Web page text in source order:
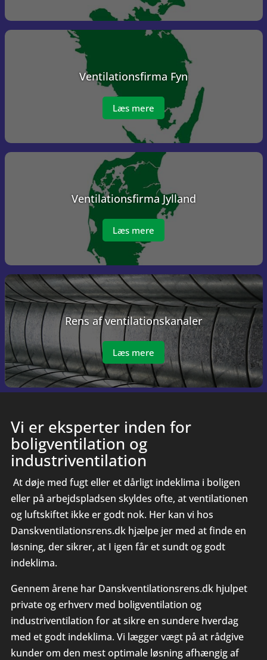
Ventilations­firma Fyn
Læs mere
Ventilations­firma Jylland
Læs mere
Rens af ven­tila­tions­kanaler
Læs mere
Vi er eksperter inden for
boligventilation og
industriventilation
At døje med fugt eller et dårligt indeklima i boligen
eller på arbejdspladsen skyldes ofte, at ventilationen
og luftskiftet ikke er godt nok. Her kan vi hos
Danskventilationsrens.dk hjælpe jer med at finde en
løsning, der sikrer, at I igen får et sundt og godt
indeklima.
Gennem årene har Danskventilationsrens.dk hjulpet
private og erhverv med boligventilation og
industriventilation for at sikre en sundere hverdag
med et godt indeklima. Vi lægger vægt på at rådgive
kunder om den mest optimale løsning afhængig af